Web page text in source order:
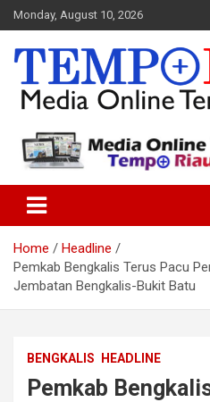
Skip
to
content
Monday, August 10, 2026
Tempo Riau
Home
Headline
Pemkab Bengkalis Terus Pacu
Jembatan Bengkalis-Bukit Batu
BENGKALIS HEADLINE
Pemkab